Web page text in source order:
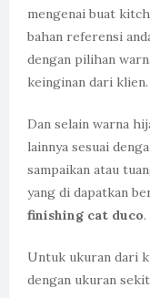
mengenai buat
bahan referensi
dengan pilihan
keinginan dari klien.
Dan selain warna
lainnya sesuai
sampaikan atau
yang di dapatkan
finishing cat duco.
Untuk ukuran dari
dengan ukuran